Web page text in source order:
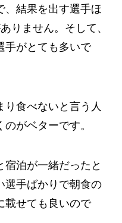
、結果を出す選手ほ
りません。そして、
手がとても多いで
り食べないと言う人
がベターです。
宿泊が一緒だったと
選手ばかりで朝食の
載せても良いので